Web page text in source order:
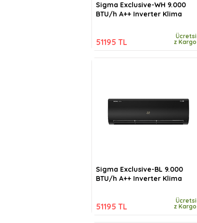
Sigma Exclusive-WH 9.000
BTU/h A++ Inverter Klima
51195 TL
Ücretsi
z Kargo
Sigma Exclusive-BL 9.000
BTU/h A++ Inverter Klima
51195 TL
Ücretsi
z Kargo